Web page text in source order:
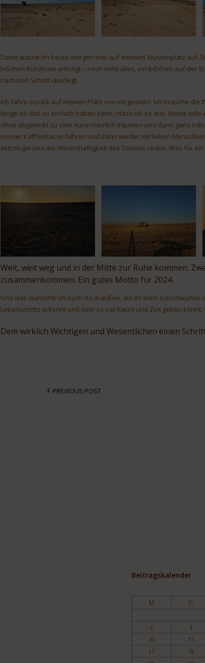
Damit wache ich heute morgen hier auf meinem Wüstenplatz auf.
bißchen Bürokram erledigt – noch nicht alles, ein bißchen auf der
nächsten Schritt überlegt.
Ich fahre zurück auf meinen Platz von vorgestern. Ich brauche
lange ich das so einfach haben kann, nütze ich es aus. Meine
ohne abgelenkt zu sein. Kann herrlich träumen und dann ganz
meiner Kafffeetasse führen und dann wieder mit lieben
Astrologie und die Wesenhaftigkeit des Soseins reden. Was für
Weit, weit weg und in der Mitte zur Ruhe kommen.
zusammenkommen. Ein gutes Motto für 2024.
Und was wünsche ich euch da draußen, die ihr mein
Lebensmotto erkennt und dem so viel Raum und Zeit geben könnt,
Dem wirklich Wichtigen und Wesentlichen einen
PREVIOUS POST
Beitragskalender
M D
3
4
10
11
17
18